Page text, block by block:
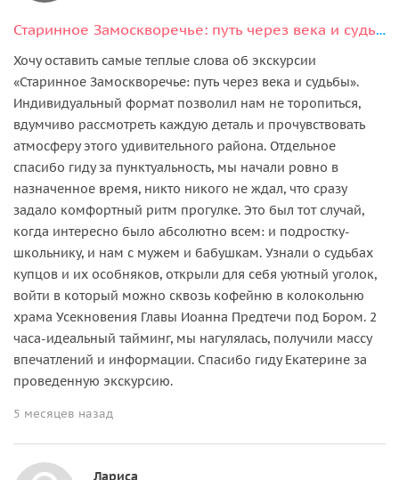
Старинное Замоскворечье: путь через века и судьбы
Хочу оставить самые теплые слова об экскурсии
«Старинное Замоскворечье: путь через века и судьбы».
Индивидуальный формат позволил нам не торопиться,
вдумчиво рассмотреть каждую деталь и прочувствовать
атмосферу этого удивительного района. Отдельное
спасибо гиду за пунктуальность, мы начали ровно в
назначенное время, никто никого не ждал, что сразу
задало комфортный ритм прогулке. Это был тот случай,
когда интересно было абсолютно всем: и подростку-
школьнику, и нам с мужем и бабушкам. Узнали о судьбах
купцов и их особняков, открыли для себя уютный уголок,
войти в который можно сквозь кофейню в колокольню
храма Усекновения Главы Иоанна Предтечи под Бором. 2
часа-идеальный тайминг, мы нагулялась, получили массу
впечатлений и информации. Спасибо гиду Екатерине за
проведенную экскурсию.
5 месяцев назад
Лариса